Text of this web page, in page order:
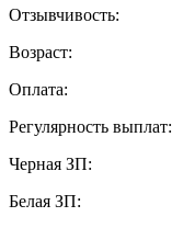
Отзывчивость:
Возраст:
Оплата:
Регулярность выплат:
Черная ЗП:
Белая ЗП: